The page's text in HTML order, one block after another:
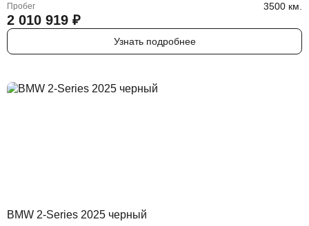
Пробег 3500 км.
2 010 919 ₽
Узнать подробнее
BMW 2-Series 2025 черный